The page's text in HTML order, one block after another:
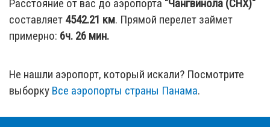
Расстояние от вас до аэропорта "Чангвинола (CHX)"
составляет 4542.21 км. Прямой перелет займет
примерно: 6ч. 26 мин.
Не нашли аэропорт, который искали? Посмотрите
выборку Все аэропорты страны Панама.